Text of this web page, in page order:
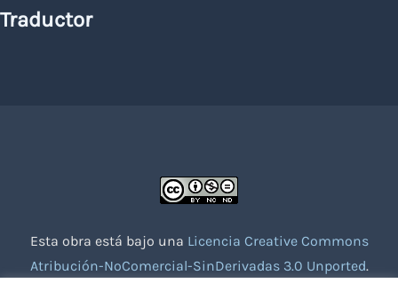
Traductor
Esta obra está bajo una Licencia Creative Commons
Atribución-NoComercial-SinDerivadas 3.0 Unported.